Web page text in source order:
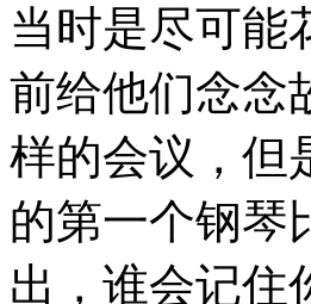
当时是尽可能
前给他们念念
样的会议，但
的第一个钢琴
出，谁会记住